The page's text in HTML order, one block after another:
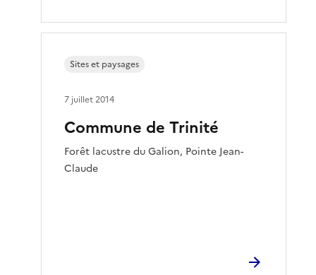
Commune de Trinité
Forêt lacustre du Galion, Pointe Jean-
Claude
Sites et paysages
7 juillet 2014